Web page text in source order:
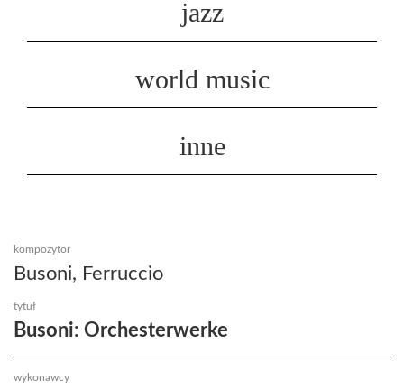
jazz
world music
inne
kompozytor
Busoni, Ferruccio
tytuł
Busoni: Orchesterwerke
wykonawcy